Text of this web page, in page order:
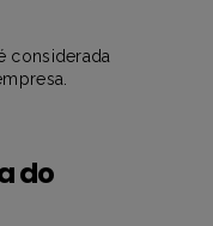
considerada
do